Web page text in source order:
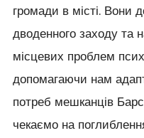
громади в місті. Вони
дводенного заходу та
місцевих проблем
допомагаючи нам
потреб мешканців
чекаємо на